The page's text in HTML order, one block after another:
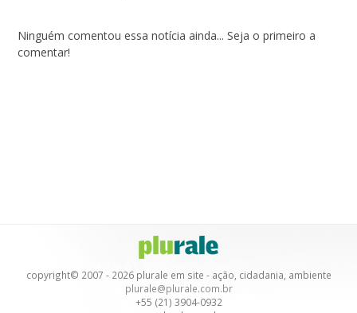
Ninguém comentou essa notícia ainda... Seja o primeiro a
comentar!
copyright© 2007 - 2026 plurale em site - ação, cidadania, ambiente
plurale@plurale.com.br
+55 (21) 3904-0932